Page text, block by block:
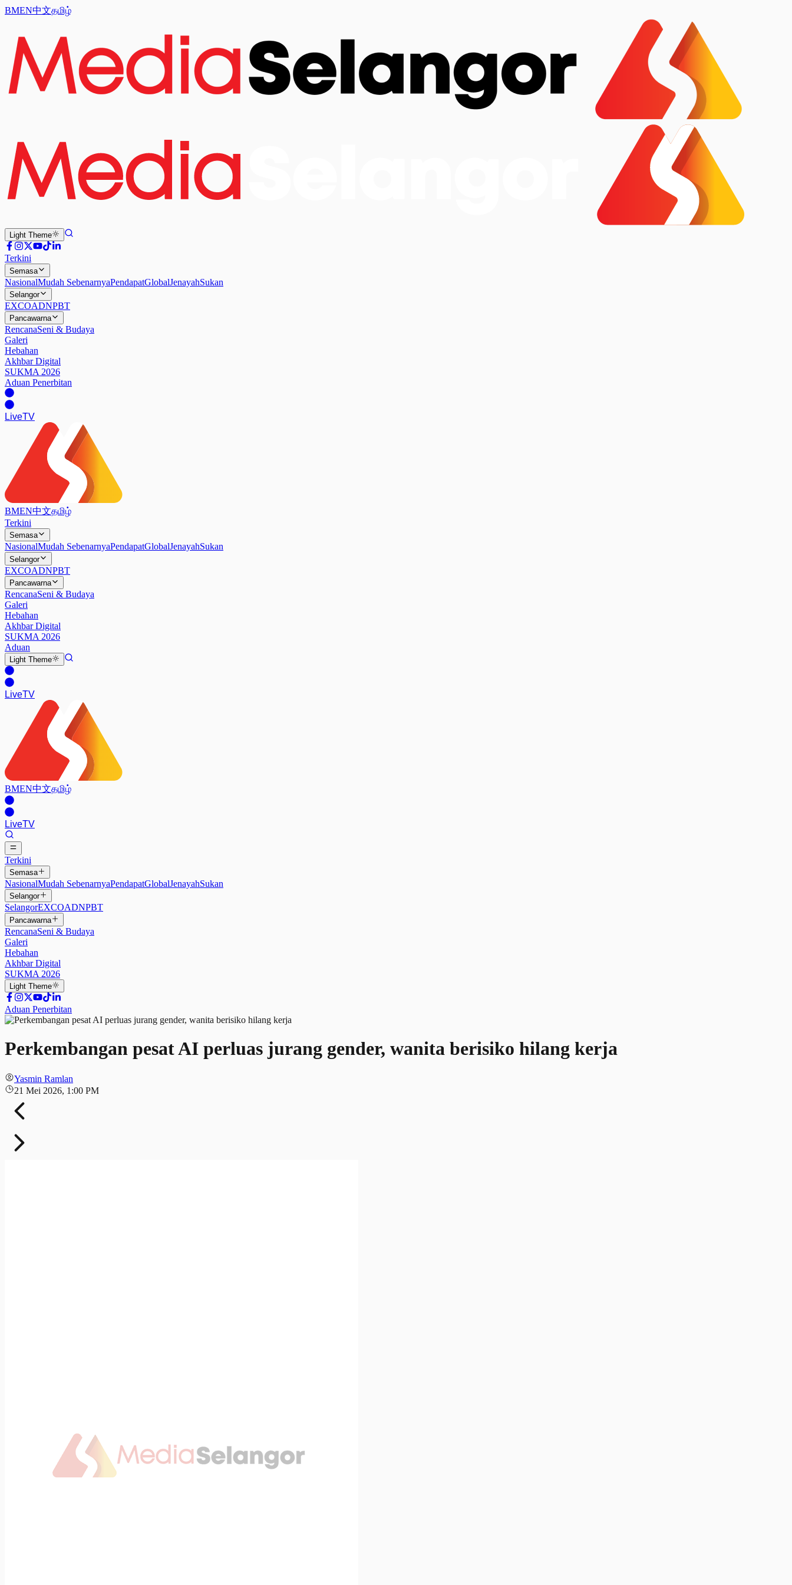
BMEN中文தமிழ்
Light Theme
Terkini
Semasa
NasionalMudah SebenarnyaPendapatGlobalJenayahSukan
Selangor
EXCOADNPBT
Pancawarna
RencanaSeni & Budaya
Galeri
Hebahan
Akhbar Digital
SUKMA 2026
Aduan Penerbitan
LiveTV
BMEN中文தமிழ்
Terkini
Semasa
NasionalMudah SebenarnyaPendapatGlobalJenayahSukan
Selangor
EXCOADNPBT
Pancawarna
RencanaSeni & Budaya
Galeri
Hebahan
Akhbar Digital
SUKMA 2026
Aduan
Light Theme
LiveTV
BMEN中文தமிழ்
LiveTV
Terkini
Semasa
NasionalMudah SebenarnyaPendapatGlobalJenayahSukan
Selangor
SelangorEXCOADNPBT
Pancawarna
RencanaSeni & Budaya
Galeri
Hebahan
Akhbar Digital
SUKMA 2026
Light Theme
Aduan Penerbitan
Perkembangan pesat AI perluas jurang gender, wanita berisiko hilang kerja
Yasmin Ramlan
21 Mei 2026, 1:00 PM